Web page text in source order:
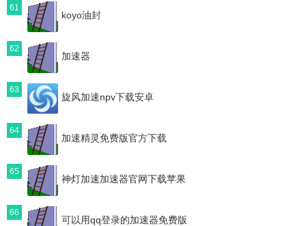
61
koyo油封
62
加速器
63
旋风加速npv下载安卓
64
加速精灵免费版官方下载
65
神灯加速加速器官网下载苹果
66
可以用qq登录的加速器免费版